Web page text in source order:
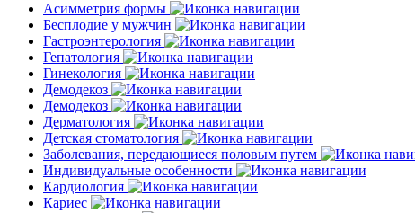
Асимметрия формы
Бесплодие у мужчин
Гастроэнтерология
Гепатология
Гинекология
Демодекоз
Демодекоз
Дерматология
Детская стоматология
Заболевания, передающиеся половым путем
Индивидуальные особенности
Кардиология
Кариес